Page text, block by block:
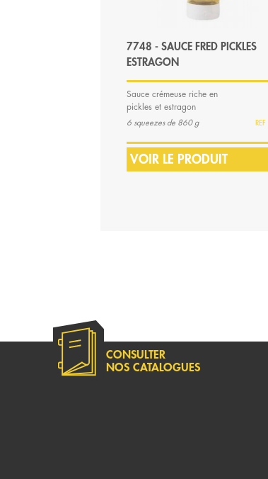
7748 - SAUCE FRED PICKLES
ESTRAGON
Sauce crémeuse riche en
pickles et estragon
6 squeezes de 860 g
VOIR LE PRODUIT
CONSULTER
NOS CATALOGUES